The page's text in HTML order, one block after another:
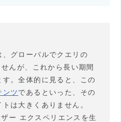
グローバルでクエリの
んが、これから長い期間
。全体的に見ると、この
ンツであるといった、その
は大きくありません。
ー エクスペリエンスを生